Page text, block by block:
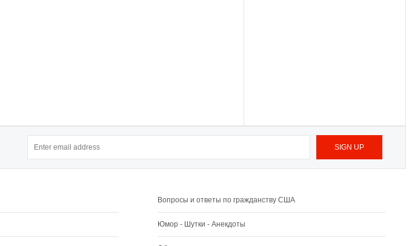
Вопросы и ответы по гражданству США
Юмор - Шутки - Анекдоты